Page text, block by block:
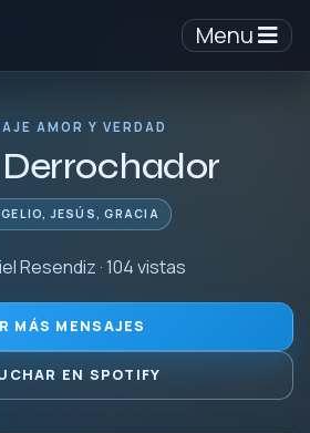
Menu
AMOR Y VERDAD
Derrochador
JESÚS, GRACIA
Resendiz · 104 vistas
MÁS MENSAJES
EN SPOTIFY